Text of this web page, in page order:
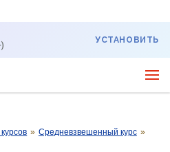
УСТАНОВИТЬ
» Средневзвешенный курс »